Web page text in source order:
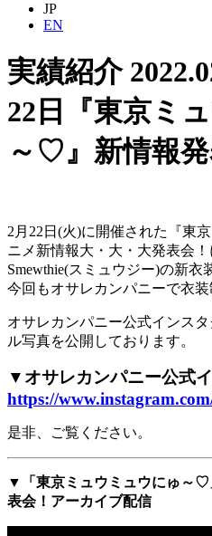
JP
EN
実績紹介
22日『東京ミ
～♡』新情報
2月22日(火)に開催された『東
ニメ新情報大・大・大発表会！
Smewthie(スミュウジー)の新衣
今回もオサレカンパニーで衣
オサレカンパニー公式インス
ル写真を公開しております。
▼オサレカンパニー公式
https://
是非、ご覧ください。
▼「東京ミュウミュウにゅ～♡
表会！アーカイブ配信